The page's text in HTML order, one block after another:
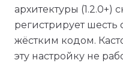
архитектуры (1.2.0+)
регистрирует
жёстким кодом.
эту настройку не